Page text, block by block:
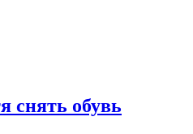
снять обувь